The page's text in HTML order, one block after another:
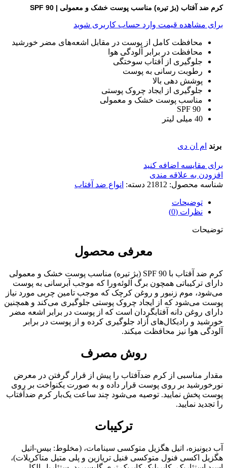
کرم ضد آفتاب (بژ تیره) مناسب پوست خشک و معمولی | SPF 90
برای مشاهده قیمت وارد حساب کاربری شوید
محافظت کامل از پوست در مقابل اشعه‌های مضر خورشید
محافظت در برابر آلودگی هوا
جلوگیری از آفتاب سوختگی
رطوبت رسانی به پوست
پوشش دهی بالا
جلوگیری از ایجاد چروک پوستی
مناسب پوست خشک و معمولی
40 میلی لیتر
برند ام ان دی
برای مقایسه اضافه کنید
افزودن به علاقه مندی
شناسه محصول: 21812 دسته: انواع ضد آفتاب
توضیحات
نظرات (0)
توضیحات
معرفی محصول
کرم ضد آفتاب با SPF 90 (بژ تیره) مناسب پوست خشک و معمولی
دارای ترکیباتی همچون برگ آلوئه‌ورا که موجب آبرسانی به پوست
می‌شود، موم زنبور و روغن کرچک که موجب تامین چربی مورد نیاز
پوست می‌شود که از ایجاد چروک پوستی جلوگیری می‌کند و همچنین
دارای روغن دانه آفتابگردان است که از پوست در برابر اشعه مضر
خورشید و رادیکال‌های آزاد جلوگیری کرده و از پوست در برابر
آلودگی هوا نیز محافظت میکند.
روش مصرف
مقدار مناسبى از کرم ضدآفتاب را پیش از قرار گرفتن در معرض
نورخورشید بر روى پوست قرار داده و به صورت یکنواخت بر روى
پوست پخش نمایید. توصیه مى‌شود چند ساعت یک‌بار کرم ضدآفتاب
را تجدید نمایید.
ترکیبات
آب دیونیزه، اتیل هگزیل متوکسی سینامات، (مخلوط: بیس-اتیل
هگزیل اکسی فنول متوکسی فنیل تریازین و پلی متیل متاکریلات)،